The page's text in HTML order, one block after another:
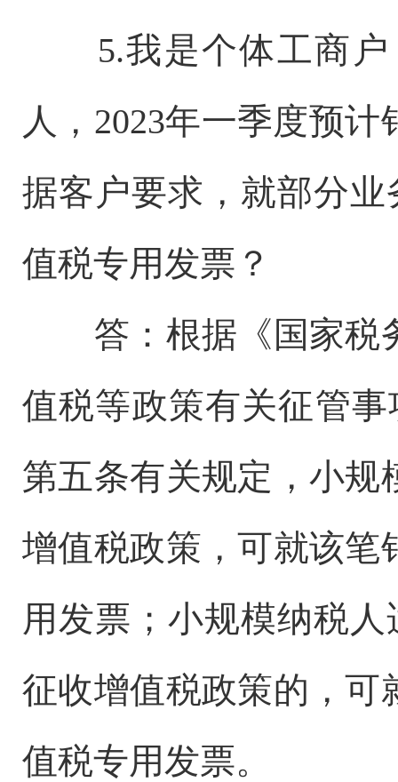
5.我是个体工商
人，2023年一季度预
据客户要求，就部分
值税专用发票？
答：根据《国家税
值税等政策有关征管
第五条有关规定，小规
增值税政策，可就该笔
用发票；小规模纳税
征收增值税政策的，可
值税专用发票。